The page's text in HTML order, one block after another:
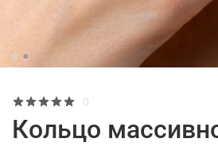
0
Кольцо